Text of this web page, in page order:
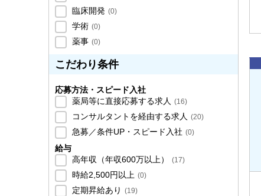
臨床開発 (0)
学術 (0)
薬事 (0)
こだわり条件
応募方法・スピード入社
薬局等に直接応募する求人 (16)
コンサルタントを経由する求人 (20)
急募／条件UP・スピード入社 (0)
給与
高年収（年収600万以上）
(17)
時給2,500円以上 (0)
定期昇給あり (19)